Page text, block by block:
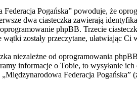
Pogańska” powoduje, że
dwa ciasteczka zawierają
phpBB. Trzecie
zostały przeczytane, ułatwiając Ci
niezależne od oprogramowania
informacje o Tobie, to wysyłanie
Federacja Pogańska”